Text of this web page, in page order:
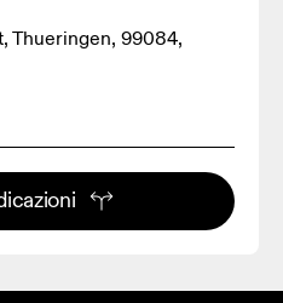
Thueringen, 99084,